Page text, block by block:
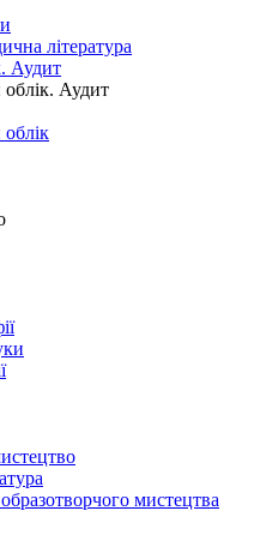
література
Аудит
облік. Аудит
образотворчого мистецтва